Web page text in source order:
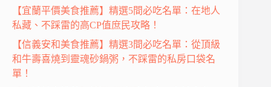
【宜蘭平價美食推薦】精選5間必吃名單：在地人
私藏、不踩雷的高CP值庶民攻略！
【信義安和美食推薦】精選3間必吃名單：從頂級
和牛壽喜燒到靈魂砂鍋粥，不踩雷的私房口袋名
單！